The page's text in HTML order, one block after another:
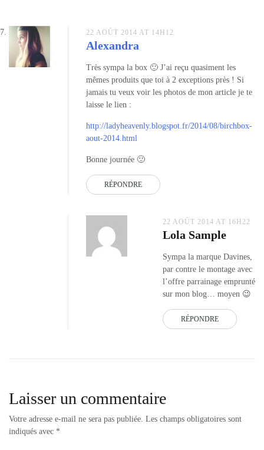
22 AOÛT 2014 AT 14H12
Alexandra
Très sympa la box 🙂 J’ai reçu quasiment les
mêmes produits que toi à 2 exceptions près ! Si
jamais tu veux voir les photos de mon article je te
laisse le lien :
http://ladyheavenly.blogspot.fr/2014/08/birchbox-
aout-2014.html
Bonne journée 🙂
RÉPONDRE
22 AOÛT 2014 AT 16H22
Lola Sample
Sympa la marque Davines,
par contre le montage avec
l’offre parrainage emprunté
sur mon blog… moyen 😉
RÉPONDRE
Laisser un commentaire
Votre adresse e-mail ne sera pas publiée. Les champs obligatoires sont
indiqués avec *